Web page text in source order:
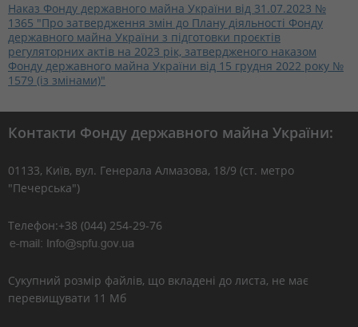
Наказ Фонду державного майна України від 31.07.2023 №
1365 "Про затвердження змін до Плану діяльності Фонду
державного майна України з підготовки проєктів
регуляторних актів на 2023 рік, затвердженого наказом
Фонду державного майна України від 15 грудня 2022 року №
1579 (із змінами)"
Контакти Фонду державного майна України:
01133, Kиїв, вул. Генерала Алмазова, 18/9 (ст. метро
"Печерська")
Телефон:+38 (044) 254-29-76
Сукупний розмір файлів, що вкладені до листа, не має
перевищувати 11 Мб